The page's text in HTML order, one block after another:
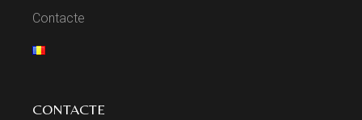
Contacte
CONTACTE